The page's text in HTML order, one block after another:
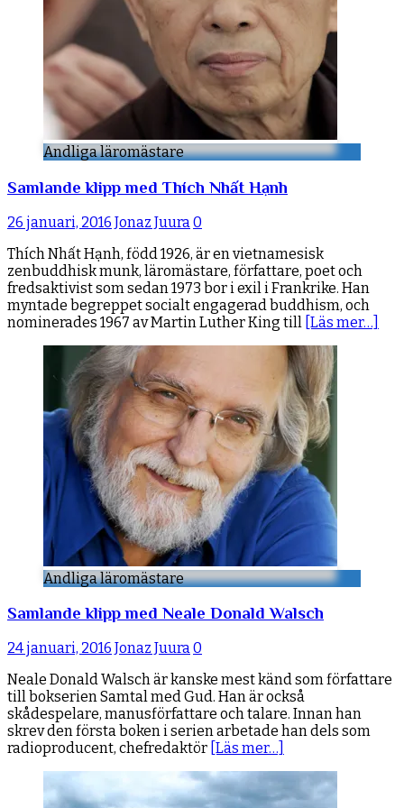
Andliga läromästare
Samlande klipp med Thích Nhất Hạnh
26 januari, 2016 Jonaz Juura 0
Thích Nhất Hạnh, född 1926, är en vietnamesisk
zenbuddhisk munk, läromästare, författare, poet och
fredsaktivist som sedan 1973 bor i exil i Frankrike. Han
myntade begreppet socialt engagerad buddhism, och
nominerades 1967 av Martin Luther King till
[Läs mer…]
Andliga läromästare
Samlande klipp med Neale Donald Walsch
24 januari, 2016 Jonaz Juura0
Neale Donald Walsch är kanske mest känd som författare
till bokserien Samtal med Gud. Han är också
skådespelare, manusförfattare och talare. Innan han
skrev den första boken i serien arbetade han dels som
radioproducent, chefredaktör [Läs mer…]